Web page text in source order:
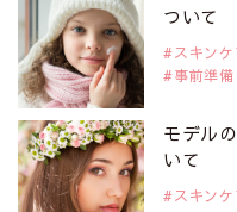
大注目のモデル10人
2019年9月29日
注目モデルを1名追加いたし
是非ご覧ください。
注目のアジア系モデル
ついて
スキンケ
事前準備
モデル
いて
スキンケ